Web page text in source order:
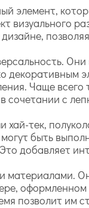
элемент,
Чаще
с
хай-тек,
быть
добавляет
позволит им